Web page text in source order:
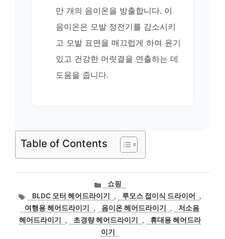
만 개의 음이온을 방출합니다. 이
음이온은 모발 정전기를 감소시키
고 모발 표면을 매끄럽게 하여 윤기
있고 건강한 머릿결을 연출하는 데
도움을 줍니다.
Table of Contents
카
테
고
리
쇼핑
태
그
BLDC 모터 헤어드라이기 , 루모스 접이식 드라이어
,
여행용 헤어드라이기
, 음이온 헤어드라이기 ,
저소음
헤어드라이기
, 초경량 헤어드라이기 ,
휴대용 헤어드라
이기